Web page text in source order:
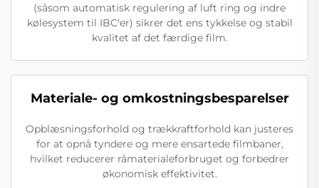
(såsom automatisk regulering af luft ring og indre
kølesystem til IBC'er) sikrer det ens tykkelse og stabil
kvalitet af det færdige film.
Materiale- og omkostningsbesparelser
Opblæsningsforhold og trækkraftforhold kan justeres
for at opnå tyndere og mere ensartede filmbaner,
hvilket reducerer råmaterialeforbruget og forbedrer
økonomisk effektivitet.